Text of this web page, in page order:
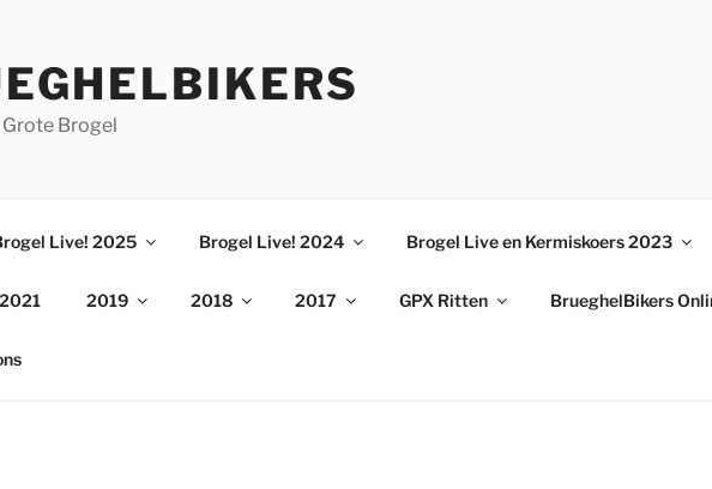
Brogel
Live! 2025 Brogel Live! 2024 Brogel Live en Kermiskoers 2023
2019 2018 2017 GPX Ritten BrueghelBikers